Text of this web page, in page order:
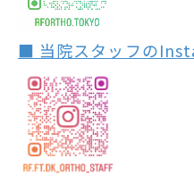
■ 当院スタッフの